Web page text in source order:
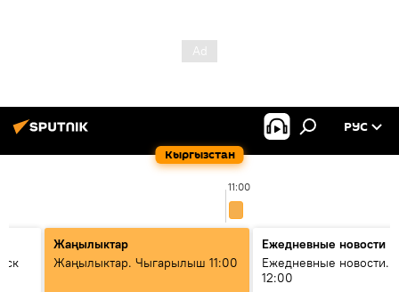
Кыргызстан
РУС
11:00
Жаңылыктар
Жаңылыктар. Чыгарылыш 11:00
Ежедневные новости
Ежедневные новости.
12:00